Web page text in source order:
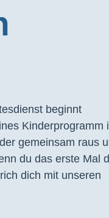
beginnt
Kinderprogramm
gemeinsam raus
du das erste Mal
dich mit unseren